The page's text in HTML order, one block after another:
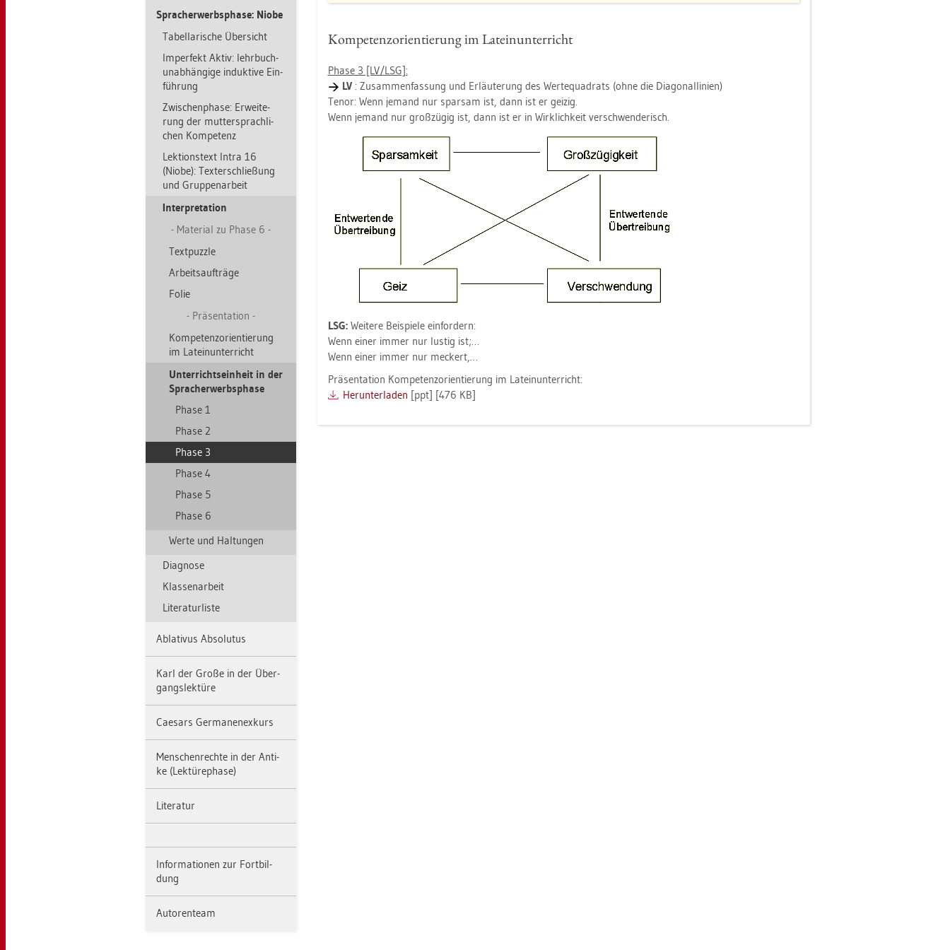
Sprach­er­werbs­pha­se: Niobe
Ta­bel­la­ri­sche Über­sicht
Im­per­fekt Aktiv: lehr­bu­ch­
un­ab­hän­gi­ge in­duk­ti­ve Ein­
füh­rung
Zwi­schen­pha­se: Er­wei­te­
rung der mut­ter­sprach­li­
chen Kom­pe­tenz
Lek­ti­ons­text Intra 16
(Niobe): Tex­ter­schlie­ßung
und Grup­pen­ar­beit
In­ter­pre­ta­ti­on
Ma­te­ri­al zu Phase 6
Text­puz­zle
Ar­beits­auf­trä­ge
Folie
Prä­sen­ta­ti­on
Kom­pe­tenz­ori­en­tie­rung
im La­tein­un­ter­richt
Un­ter­richts­ein­heit in der
Sprach­er­werbs­pha­se
Phase 1
Phase 2
Phase 3
Phase 4
Phase 5
Phase 6
Werte und Hal­tun­gen
Dia­gno­se
Klas­sen­ar­beit
Li­te­ra­tur­lis­te
Ab­la­ti­vus Ab­so­lu­tus
Karl der Große in der Über­
gangs­lek­tü­re
Cae­sars Ger­ma­nen­ex­kurs
Men­schen­rech­te in der An­ti­
ke (Lek­tü­re­pha­se)
Li­te­ra­tur
In­for­ma­tio­nen zur Fort­bil­
dung
Au­to­ren­team
Kom­pe­tenz­ori­en­tie­rung im La­tein­un­ter­richt
Phase 3 [LV/LSG]:
LV : Zu­sam­men­fas­sung und Er­läu­te­rung des Wer­te­qua­drats (ohne die Dia­go­nal­li­ni­en)
Tenor: Wenn je­mand nur spar­sam ist, dann ist er gei­zig.
Wenn je­mand nur groß­zü­gig ist, dann ist er in Wirk­lich­keit ver­schwen­de­risch.
LSG: Wei­te­re Bei­spie­le ein­for­dern:
Wenn einer immer nur lus­tig ist;…
Wenn einer immer nur me­ckert,…
Prä­sen­ta­ti­on Kom­pe­tenz­ori­en­tie­rung im La­tein­un­ter­richt:
Her­un­ter­la­den [ppt] [476 KB]